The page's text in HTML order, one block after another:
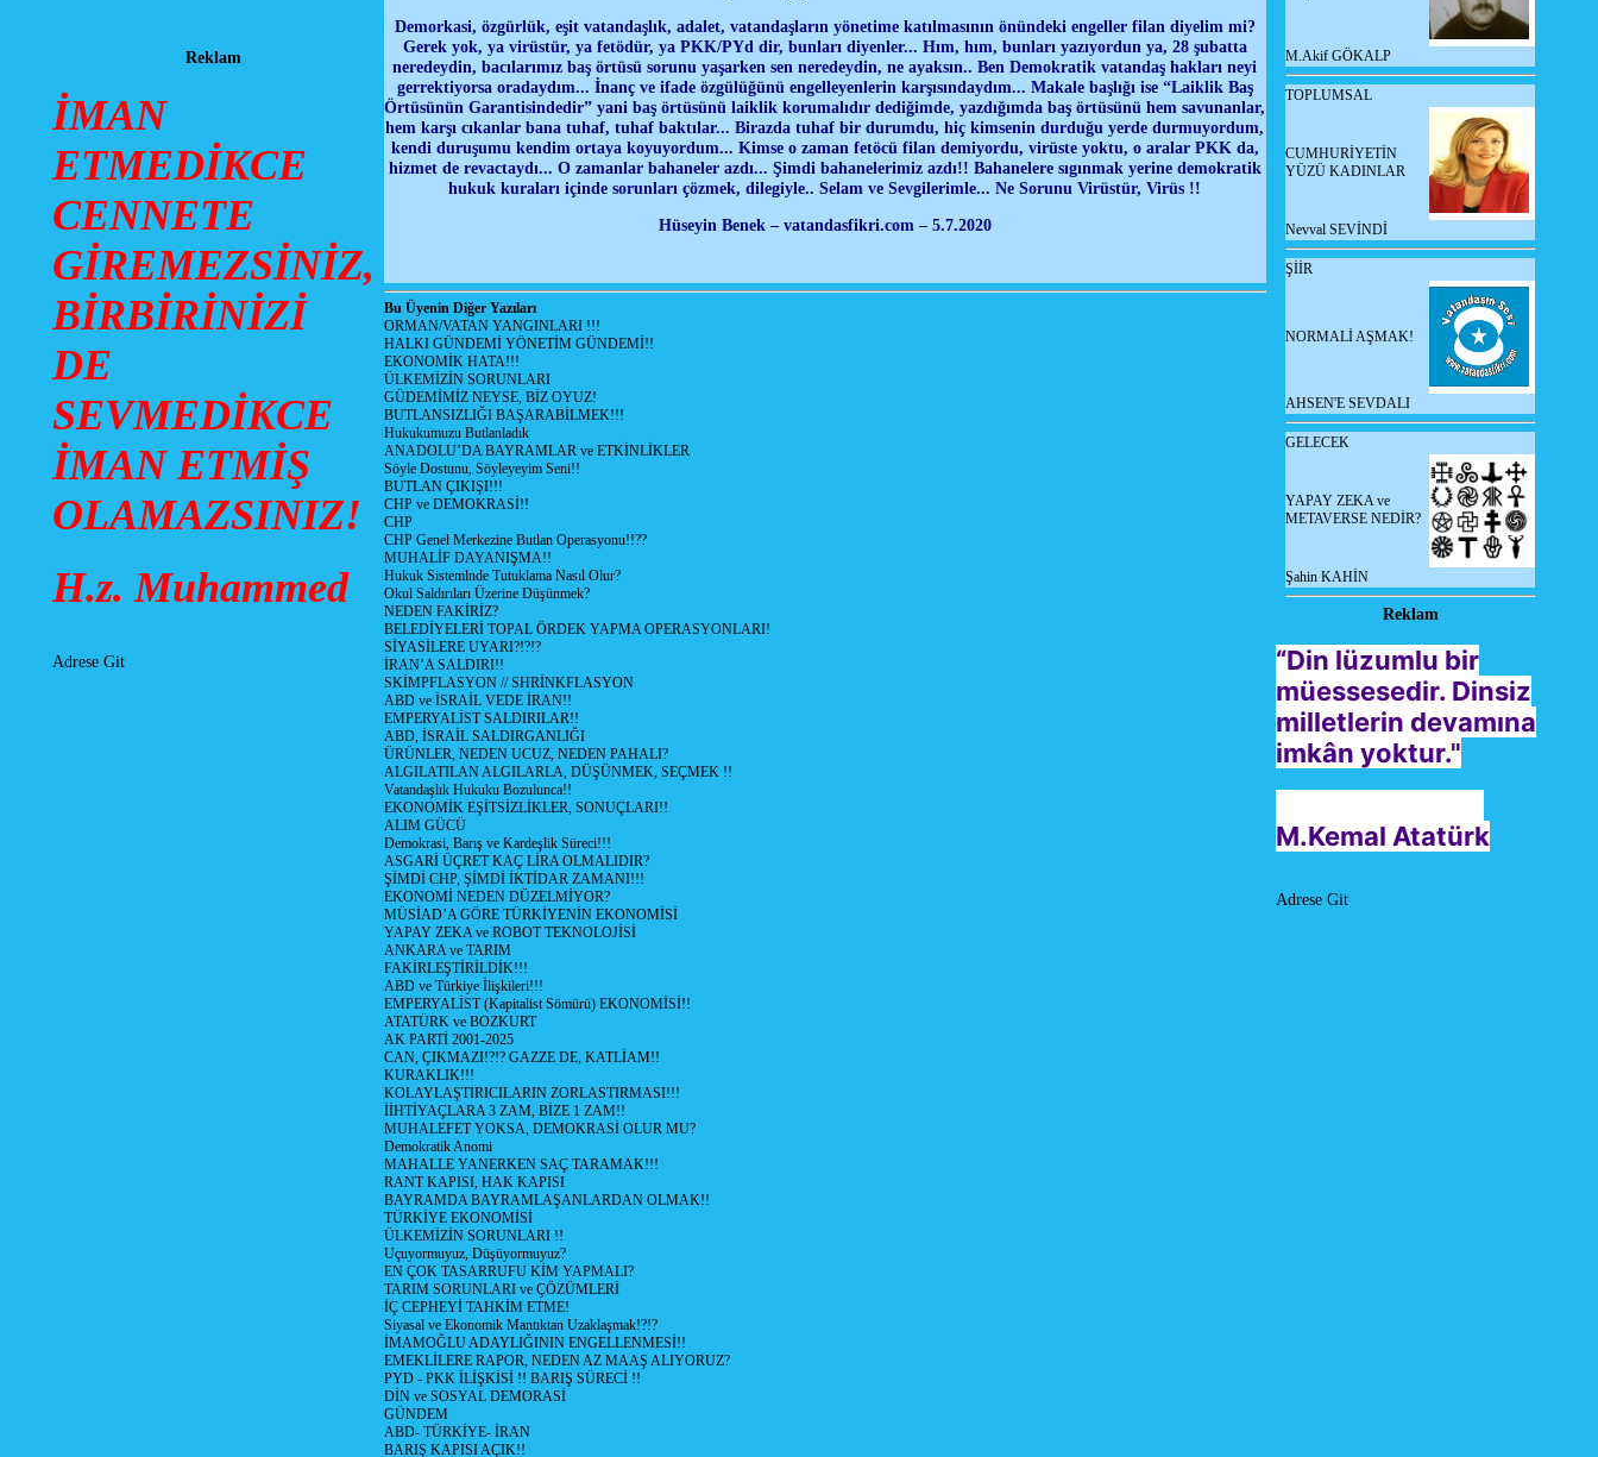
Reklam
İMAN
ETMEDİKCE
CENNETE
GİREMEZSİNİZ,
BİRBİRİNİZİ
DE
SEVMEDİKCE
İMAN ETMİŞ
OLAMAZSINIZ!
H.z. Muhammed
Adrese Git
Demorkasi, özgürlük, eşit vatandaşlık, adalet, vatandaşların yönetime katılmasının önündeki engeller filan diyelim mi?
Gerek yok, ya virüstür, ya fetödür, ya PKK/PYd dir, bunları diyenler... Hım, hım, bunları yazıyordun ya, 28 şubatta
neredeydin, bacılarımız baş örtüsü sorunu yaşarken sen neredeydin, ne ayaksın.. Ben Demokratik vatandaş hakları neyi
gerrektiyorsa oradaydım... İnanç ve ifade özgülüğünü engelleyenlerin karşısındaydım... Makale başlığı ise “Laiklik Baş
Örtüsünün Garantisindedir” yani baş örtüsünü laiklik korumalıdır dediğimde, yazdığımda baş örtüsünü hem savunanlar,
hem karşı cıkanlar bana tuhaf, tuhaf baktılar... Birazda tuhaf bir durumdu, hiç kimsenin durduğu yerde durmuyordum,
kendi duruşumu kendim ortaya koyuyordum... Kimse o zaman fetöcü filan demiyordu, virüste yoktu, o aralar PKK da,
hizmet de revactaydı... O zamanlar bahaneler azdı... Şimdi bahanelerimiz azdı!! Bahanelere sıgınmak yerine demokratik
hukuk kuraları içinde sorunları çözmek, dilegiyle.. Selam ve Sevgilerimle... Ne Sorunu Virüstür, Virüs !!
Hüseyin Benek – vatandasfikri.com – 5.7.2020
Bu Üyenin Diğer Yazıları
ORMAN/VATAN YANGINLARI !!!
HALKI GÜNDEMİ YÖNETİM GÜNDEMİ!!
EKONOMİK HATA!!!
ÜLKEMİZİN SORUNLARI
GÜDEMİMİZ NEYSE, BİZ OYUZ!
BUTLANSIZLIĞI BAŞARABİLMEK!!!
Hukukumuzu Butlanladık
ANADOLU’DA BAYRAMLAR ve ETKİNLİKLER
Söyle Dostunu, Söyleyeyim Seni!!
BUTLAN ÇIKIŞI!!!
CHP ve DEMOKRASİ!!
CHP
CHP Genel Merkezine Butlan Operasyonu!!??
MUHALİF DAYANIŞMA!!
Hukuk Sistemlnde Tutuklama Nasıl Olur?
Okul Saldırıları Üzerine Düşünmek?
NEDEN FAKİRİZ?
BELEDİYELERİ TOPAL ÖRDEK YAPMA OPERASYONLARI!
SİYASİLERE UYARI?!?!?
İRAN’A SALDIRI!!
SKİMPFLASYON // SHRİNKFLASYON
ABD ve İSRAİL VEDE İRAN!!
EMPERYALİST SALDIRILAR!!
ABD, İSRAİL SALDIRGANLIĞI
ÜRÜNLER, NEDEN UCUZ, NEDEN PAHALI?
ALGILATILAN ALGILARLA, DÜŞÜNMEK, SEÇMEK !!
Vatandaşlık Hukuku Bozulunca!!
EKONOMİK EŞİTSİZLİKLER, SONUÇLARI!!
ALIM GÜCÜ
Demokrasi, Barış ve Kardeşlik Süreci!!!
ASGARİ ÜÇRET KAÇ LİRA OLMALIDIR?
ŞİMDİ CHP, ŞİMDİ İKTİDAR ZAMANI!!!
EKONOMİ NEDEN DÜZELMİYOR?
MÜSİAD’A GÖRE TÜRKİYENİN EKONOMİSİ
YAPAY ZEKA ve ROBOT TEKNOLOJİSİ
ANKARA ve TARIM
FAKİRLEŞTİRİLDİK!!!
ABD ve Türkiye İlişkileri!!!
EMPERYALİST (Kapitalist Sömürü) EKONOMİSİ!!
ATATÜRK ve BOZKURT
AK PARTİ 2001-2025
CAN, ÇIKMAZI!?!? GAZZE DE, KATLİAM!!
KURAKLIK!!!
KOLAYLAŞTIRICILARIN ZORLASTIRMASI!!!
İİHTİYAÇLARA 3 ZAM, BİZE 1 ZAM!!
MUHALEFET YOKSA, DEMOKRASİ OLUR MU?
Demokratik Anomi
MAHALLE YANERKEN SAÇ TARAMAK!!!
RANT KAPISI, HAK KAPISI
BAYRAMDA BAYRAMLAŞANLARDAN OLMAK!!
TÜRKİYE EKONOMİSİ
ÜLKEMİZİN SORUNLARI !!
Uçuyormuyuz, Düşüyormuyuz?
EN ÇOK TASARRUFU KİM YAPMALI?
TARIM SORUNLARI ve ÇÖZÜMLERİ
İÇ CEPHEYİ TAHKİM ETME!
Siyasal ve Ekonomik Mantıktan Uzaklaşmak!?!?
İMAMOĞLU ADAYLIĞININ ENGELLENMESİ!!
EMEKLİLERE RAPOR, NEDEN AZ MAAŞ ALIYORUZ?
PYD - PKK İLİŞKİSİ !! BARIŞ SÜRECİ !!
DİN ve SOSYAL DEMORASİ
GÜNDEM
ABD- TÜRKİYE- İRAN
BARIŞ KAPISI AÇIK!!
M.Akif GÖKALP
TOPLUMSAL
CUMHURİYETİN
YÜZÜ KADINLAR
Nevval SEVİNDİ
ŞİİR
NORMALİ AŞMAK!
AHSEN'E SEVDALI
GELECEK
YAPAY ZEKA ve
METAVERSE NEDİR?
Şahin KAHİN
Reklam
“Din lüzumlu bir
müessesedir. Dinsiz
milletlerin devamına
imkân yoktur."
M.Kemal Atatürk
Adrese Git